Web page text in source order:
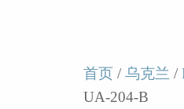
首页 / 乌克兰 /
UA-204-B